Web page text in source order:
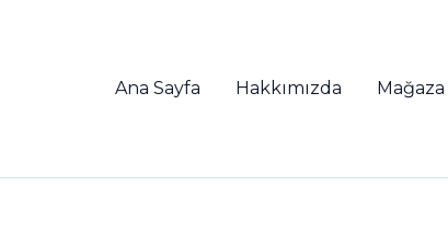
Ana Sayfa Hakkımızda Mağaza